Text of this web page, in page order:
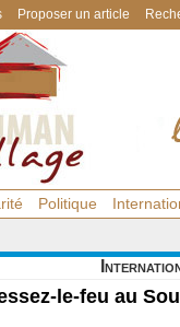
Proposer un article
Politique
le-feu au